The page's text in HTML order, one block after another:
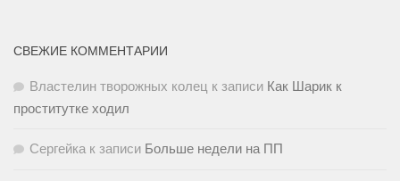
СВЕЖИЕ КОММЕНТАРИИ
Властелин творожных колец к записи Как Шарик к
проститутке ходил
Сергейка к записи Больше недели на ПП